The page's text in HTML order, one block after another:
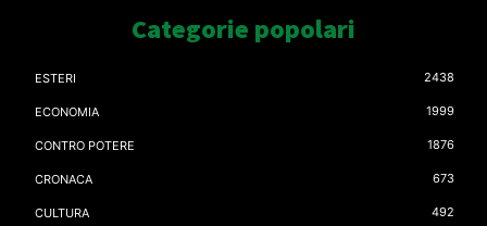
Categorie popolari
ESTERI 2438
ECONOMIA 1999
CONTRO POTERE 1876
CRONACA 673
CULTURA 492